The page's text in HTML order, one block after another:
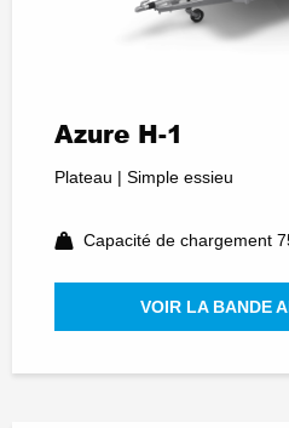
Azure H-1
Plateau | Simple essieu
Capacité de chargement
VOIR LA BANDE